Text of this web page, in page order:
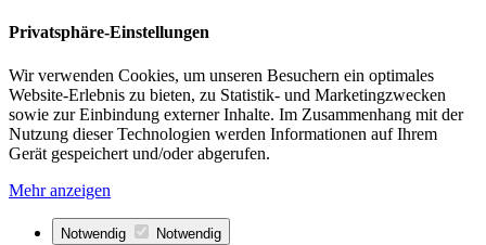
Privatsphäre-Einstellungen
Wir verwenden Cookies, um unseren Besuchern ein optimales
Website-Erlebnis zu bieten, zu Statistik- und Marketingzwecken
sowie zur Einbindung externer Inhalte. Im Zusammenhang mit der
Nutzung dieser Technologien werden Informationen auf Ihrem
Gerät gespeichert und/oder abgerufen.
Mehr anzeigen
Notwendig Notwendig